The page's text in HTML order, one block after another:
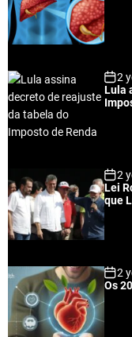
2
Lula
2
Lei
que
2
Os